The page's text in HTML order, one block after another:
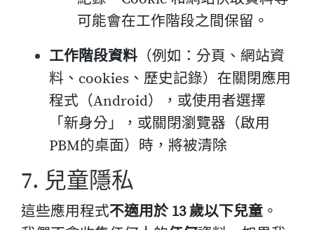
可能會在工作階段之間保留。
工作階段資料 （例如：分頁、網站資
料、cookies、歷史記錄）在關閉應用
程式（Android），或使用者選擇
「新身分」，或關閉瀏覽器（啟用
PBM的桌面）時，將被清除
7. 兒童隱私
這些應用程式不適用於 13 歲以下兒童 。